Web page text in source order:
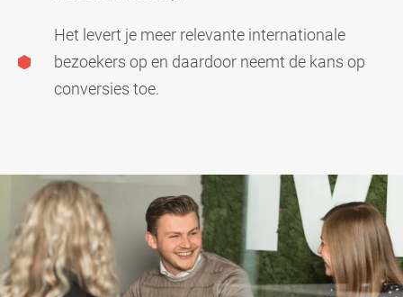
Het levert je meer relevante internationale
bezoekers op en daardoor neemt de kans op
conversies toe.